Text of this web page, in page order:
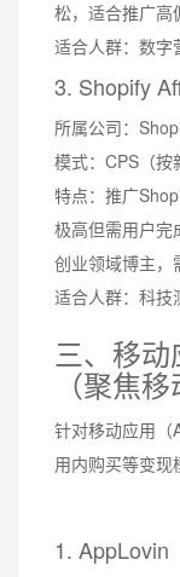
松，适合推广高
适合人群：数字
3. Shopify
所属公司：
模式：CPS（按
特点：推广
极高但需用户完
创业领域博主，
适合人群：科技
三、移
（聚焦移
针对移动应用（
用内购买等变现
1. AppLovin